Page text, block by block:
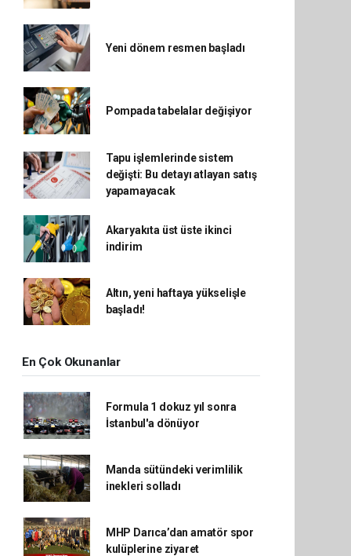
Yeni dönem resmen başladı
Pompada tabelalar değişiyor
Tapu işlemlerinde sistem
değişti: Bu detayı atlayan satış
yapamayacak
Akaryakıta üst üste ikinci
indirim
Altın, yeni haftaya yükselişle
başladı!
En Çok Okunanlar
Formula 1 dokuz yıl sonra
İstanbul'a dönüyor
Manda sütündeki verimlilik
inekleri solladı
MHP Darıca’dan amatör spor
kulüplerine ziyaret